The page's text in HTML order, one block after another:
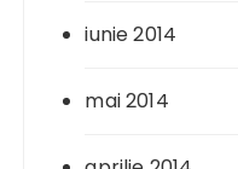
iunie 2014
mai 2014